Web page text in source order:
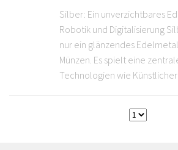
Silber: Ein unverzichtbares
Robotik und Digitalisierung
nur ein glänzendes
Münzen. Es spielt eine
Technologien wie Künstlicher